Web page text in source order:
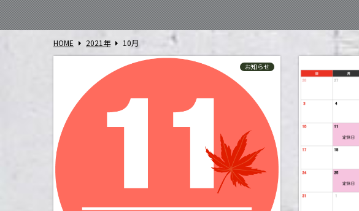
HOME 2021年 10月
お知らせ